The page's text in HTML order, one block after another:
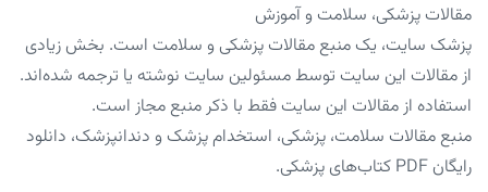
مقالات پزشکی، سلامت و آموزش
پزشک سایت، یک منبع مقالات پزشکی و سلامت است. بخش زیادی
از مقالات این سایت توسط مسئولین سایت نوشته یا ترجمه شده‌اند.
استفاده از مقالات این سایت فقط با ذکر منبع مجاز است.
منبع مقالات سلامت، پزشکی، استخدام پزشک و دندانپزشک، دانلود
رایگان PDF کتاب‌های پزشکی.